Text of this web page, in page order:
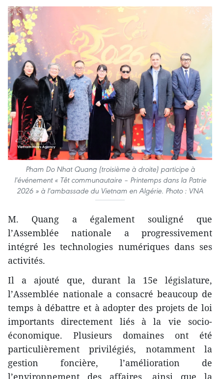
Pham Do Nhat Quang (troisième à droite) participe à
l'événement « Têt communautaire – Printemps dans la Patrie
2026 » à l'ambassade du Vietnam en Algérie. Photo : VNA
M. Quang a également souligné que
l’Assemblée nationale a progressivement
intégré les technologies numériques dans ses
activités.
Il a ajouté que, durant la 15e législature,
l’Assemblée nationale a consacré beaucoup de
temps à débattre et à adopter des projets de loi
importants directement liés à la vie socio-
économique. Plusieurs domaines ont été
particulièrement privilégiés, notamment la
gestion foncière, l’amélioration de
l’environnement des affaires, ainsi que la